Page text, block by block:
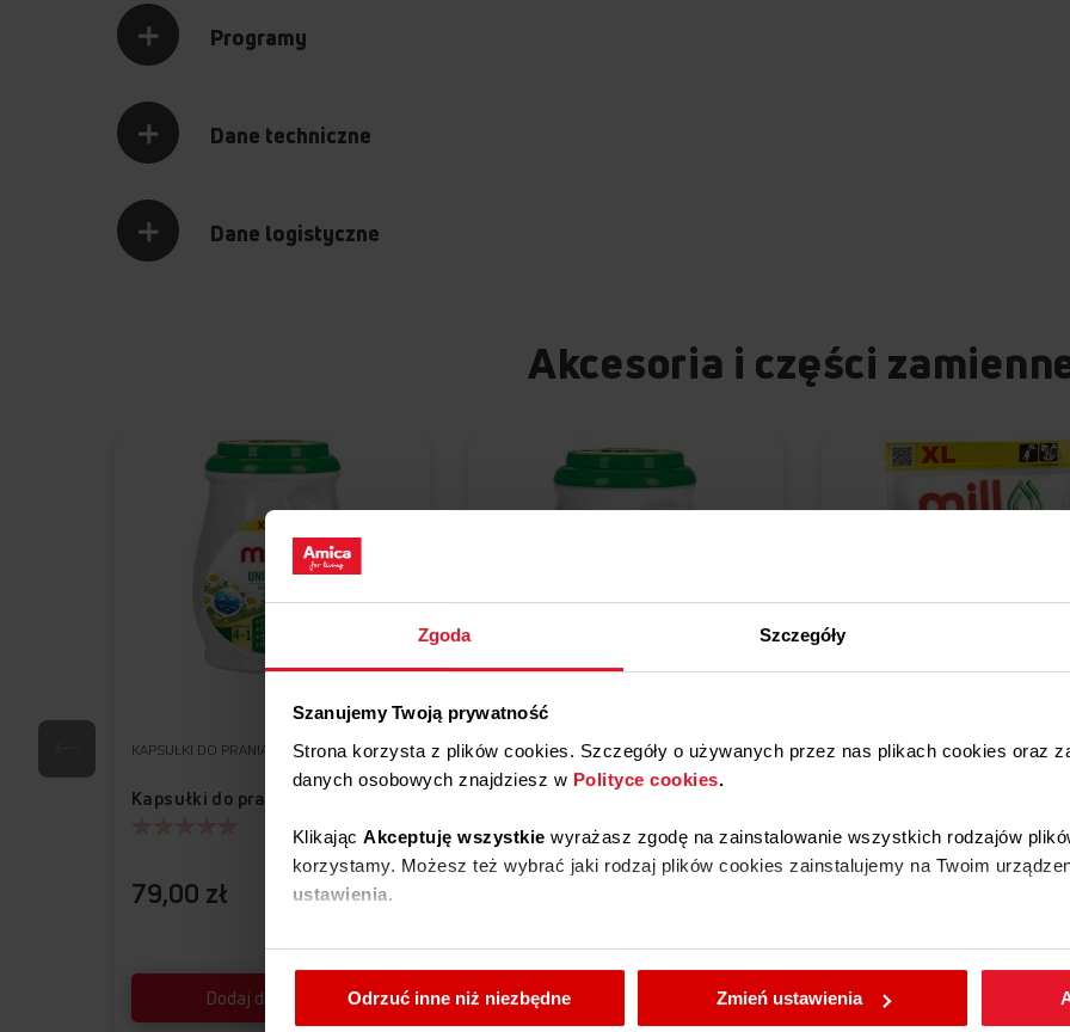
Zgoda Szczegóły
Szanujemy Twoją prywatność
Strona korzysta z plików cookies. Szczegóły o używanych przez nas plikach cookies oraz
danych osobowych znajdziesz w Polityce cookies.
Klikając Akceptuję wszystkie wyrażasz zgodę na zainstalowanie wszystkich rodzajów
korzystamy. Możesz też wybrać jaki rodzaj plików cookies zainstalujemy na Twoim
ustawienia.
W każdej chwili możesz zmienić wybrane przez Ciebie ustawienia plików cookies wchodząc
Odrzuć inne niż niezbędne
Zmień ustawienia
Programy
Dane techniczne
Dane logistyczne
Akcesoria i części
79,00 zł
KAPSUŁKI DO PRANIA
Kapsułki do prania UNI 70 szt
Dodaj do koszyka
Porównaj
KAPSUŁKI DO PRANIA
Dodaj do koszyka
KAPSUŁKI DO PRANIA